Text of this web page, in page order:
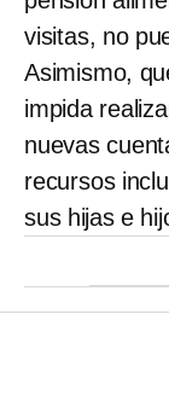
visitas, no
Asimismo,
impida
nuevas
recursos
sus hijas e